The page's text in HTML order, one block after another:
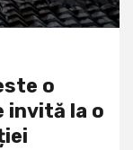
o
invită la o